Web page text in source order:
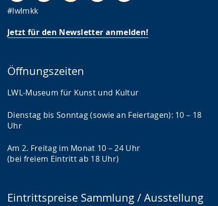
#lwlmkk
Jetzt für den Newsletter anmelden!
Öffnungszeiten
LWL-Museum für Kunst und Kultur
Dienstag bis Sonntag (sowie an Feiertagen): 10 – 18
Uhr
Am 2. Freitag im Monat 10 – 24 Uhr
(bei freiem Eintritt ab 18 Uhr)
Eintrittspreise Sammlung / Ausstellung